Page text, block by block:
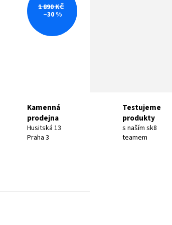
1 890 KČ
–30 %
Kamenná
prodejna
Husitská 13
Praha 3
Testujeme
produkty
s naším sk8
teamem